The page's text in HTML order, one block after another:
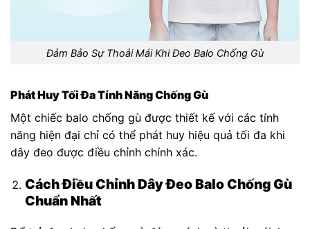
Đảm Bảo Sự Thoải Mái Khi Đeo Balo Chống Gù
Phát Huy Tối Đa Tính Năng Chống Gù
Một chiếc balo chống gù được thiết kế với các tính
năng hiện đại chỉ có thể phát huy hiệu quả tối đa khi
dây đeo được điều chỉnh chính xác.
Cách Điều Chỉnh Dây Đeo Balo Chống Gù
Chuẩn Nhất